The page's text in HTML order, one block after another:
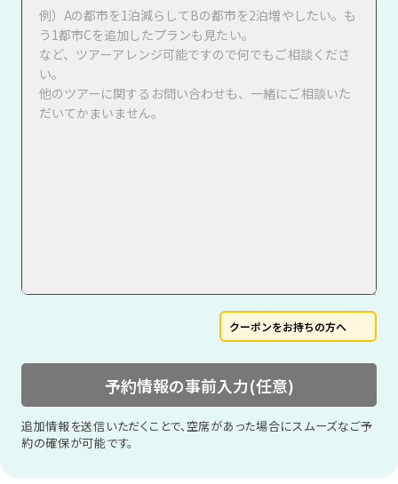
クーポンをお持ちの方へ
予約情報の事前入力(任意)
追加情報を送信いただくことで、空席があった場合にスムーズなご予
約の確保が可能です。